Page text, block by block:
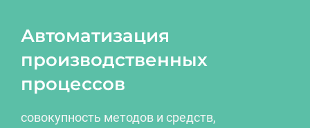
Автоматизация
производственных
процессов
совокупность методов и средств,